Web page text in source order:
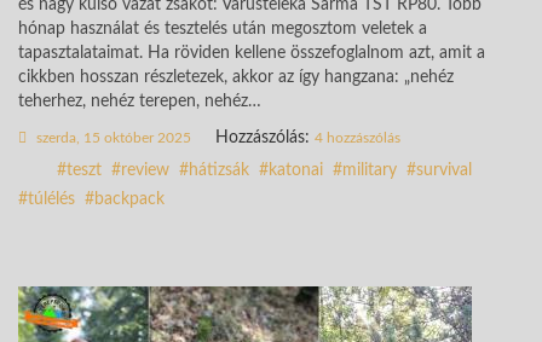
és nagy külső vázat zsákot: Varusteleka Sarma TST RP80. Több
hónap használat és tesztelés után megosztom veletek a
tapasztalataimat. Ha röviden kellene összefoglalnom azt, amit a
cikkben hosszan részletezek, akkor az így hangzana: „nehéz
teherhez, nehéz terepen, nehéz…
szerda, 15 október 2025 Hozzászólás: 4 hozzászólás
teszt review hátizsák katonai military
survival
túlélés
backpack